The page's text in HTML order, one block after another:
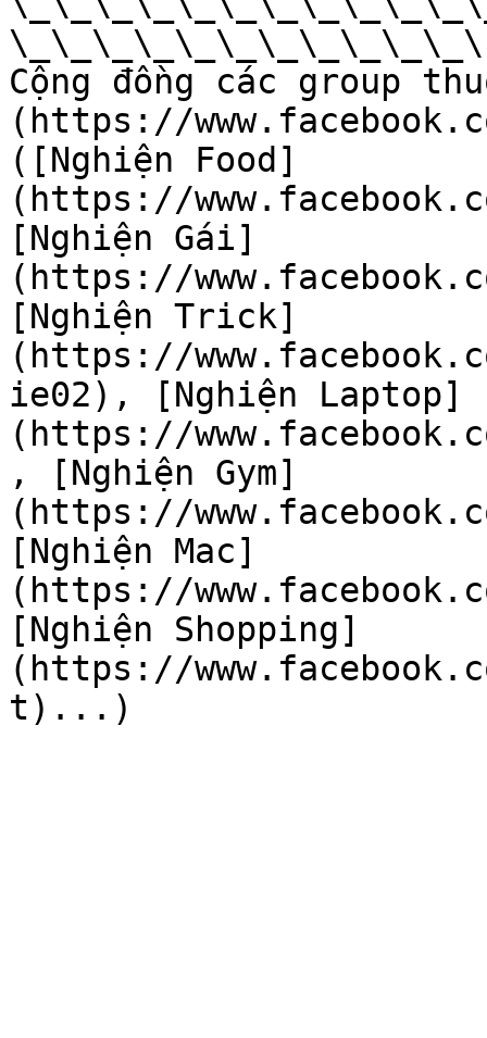
\_\_\_\_\_\_\_\_\_\_\_\
Cộng đồng các group
(https://
([Nghiện Food]
(https://
[Nghiện Gái]
(https://
[Nghiện Trick]
(https://
ie02), [Nghiện Laptop]
(https://
, [Nghiện Gym]
(https://
[Nghiện Mac]
(https://
[Nghiện Shopping]
(https://